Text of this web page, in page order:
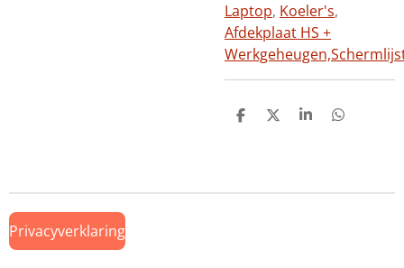
Laptop, Koeler's,
Afdekplaat HS +
Werkgeheugen,
D
D
S
D
Privacyverklaring